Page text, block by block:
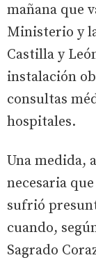
mañana que
Ministerio y
Castilla y
instalación
consultas
hospitales.
Una medida,
necesaria
sufrió
cuando,
Sagrado